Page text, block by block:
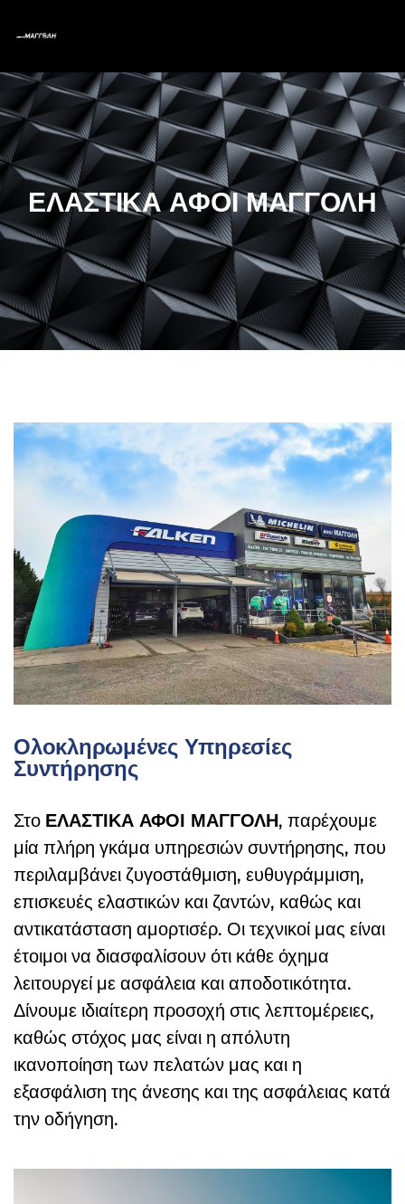
ΕΛΑΣΤΙΚΑ ΑΦΟΙ ΜΑΓΓΟΛΗ
Ολοκληρωμένες Υπηρεσίες
Συντήρησης
Στο ΕΛΑΣΤΙΚΑ ΑΦΟΙ ΜΑΓΓΟΛΗ, παρέχουμε
μία πλήρη γκάμα υπηρεσιών συντήρησης, που
περιλαμβάνει ζυγοστάθμιση, ευθυγράμμιση,
επισκευές ελαστικών και ζαντών, καθώς και
αντικατάσταση αμορτισέρ. Οι τεχνικοί μας είναι
έτοιμοι να διασφαλίσουν ότι κάθε όχημα
λειτουργεί με ασφάλεια και αποδοτικότητα.
Δίνουμε ιδιαίτερη προσοχή στις λεπτομέρειες,
καθώς στόχος μας είναι η απόλυτη
ικανοποίηση των πελατών μας και η
εξασφάλιση της άνεσης και της ασφάλειας κατά
την οδήγηση.